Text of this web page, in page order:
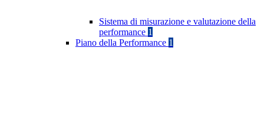
Sistema di misurazione e valutazione della
performance 1
Piano della Performance 1